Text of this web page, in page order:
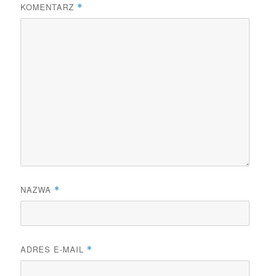
KOMENTARZ *
NAZWA *
ADRES E-MAIL *